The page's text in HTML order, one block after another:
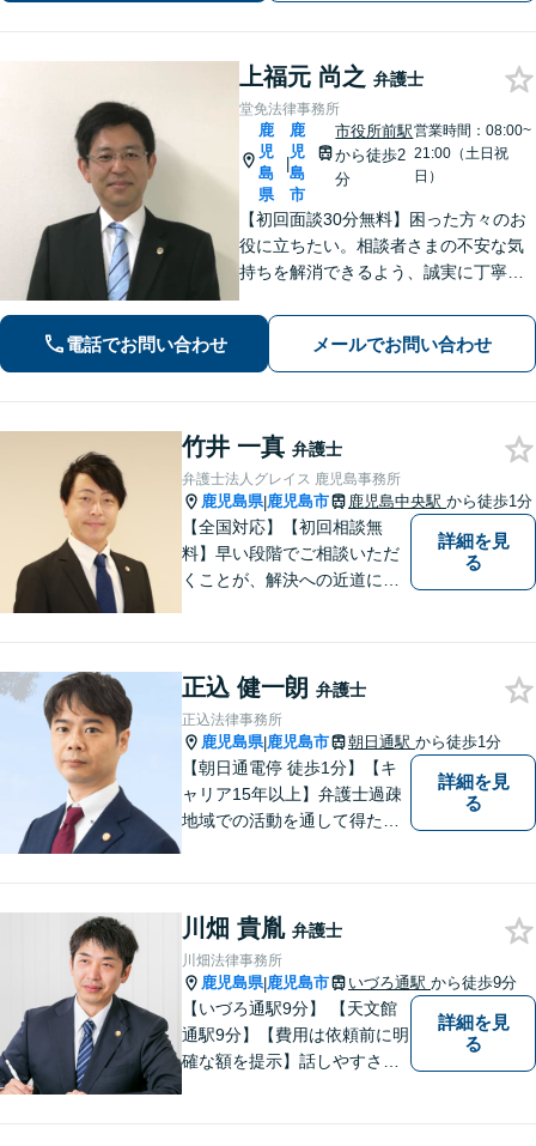
上福元 尚之 弁護士
堂免法律事務所
鹿
児
島
県
|
鹿
児
島
市
市役所前駅
から徒歩2
分
営業時間：08:00~
21:00（土日祝
日）
【初回面談30分無料】困った方々のお
役に立ちたい。相談者さまの不安な気
持ちを解消できるよう、誠実に丁寧に
ております【市役所前2分】【休日・夜
間面談OKも可能】
電話でお問い合わせ メールでお問い合わせ
竹井 一真 弁護士
弁護士法人グレイス 鹿児島事務所
鹿児島県|鹿児島市 鹿児島中央駅 から徒歩1分
【全国対応】【初回相談無
料】早い段階でご相談いただ
くことが、解決への近道にな
どんなご相談でも、どうぞお
気軽にお声がけください。
【電話・WEB相談も対応可
能】
詳細を見
る
正込 健一朗 弁護士
正込法律事務所
鹿児島県|鹿児島市 朝日通駅 から徒歩1分
【朝日通電停 徒歩1分】【キ
ャリア15年以上】弁護士過疎
地域での活動を通して得た経
適な解決策をご提案します
詳細を見
る
川畑 貴胤 弁護士
川畑法律事務所
鹿児島県|鹿児島市 いづろ通駅 から徒歩9分
【いづろ通駅9分】 【天文館
通駅9分】【費用は依頼前に明
確な額を提示】話しやすさを
詳細を見
る